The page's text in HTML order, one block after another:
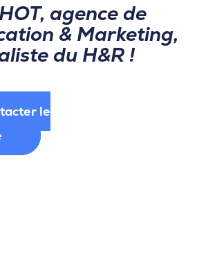
agence de
& Marketing,
du H&R !
le